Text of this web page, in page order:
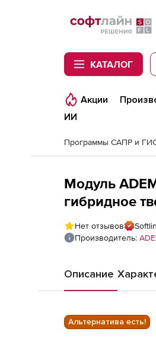
Softline
КАТАЛОГ
Акции
ИИ
Программы САПР и
Модуль
гибридное
Нет отзывов
Производитель:
Описание
Альтернатива есть!